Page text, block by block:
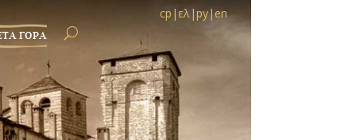
ГОРА
ср |ελ|ру|en